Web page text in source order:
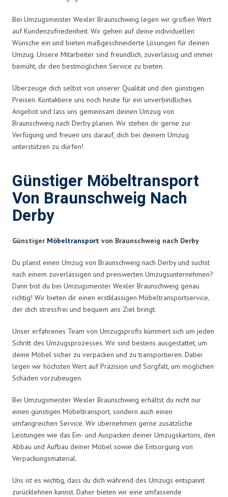
Bei Umzugsmeister Wexler Braunschweig legen wir großen Wert
auf Kundenzufriedenheit. Wir gehen auf deine individuellen
Wünsche ein und bieten maßgeschneiderte Lösungen für deinen
Umzug. Unsere Mitarbeiter sind freundlich, zuverlässig und immer
bemüht, dir den bestmöglichen Service zu bieten.
Überzeuge dich selbst von unserer Qualität und den günstigen
Preisen. Kontaktiere uns noch heute für ein unverbindliches
Angebot und lass uns gemeinsam deinen Umzug von
Braunschweig nach Derby planen. Wir stehen dir gerne zur
Verfügung und freuen uns darauf, dich bei deinem Umzug
unterstützen zu dürfen!
Günstiger Möbeltransport
Von Braunschweig Nach
Derby
Günstiger Möbeltransport von Braunschweig nach Derby
Du planst einen Umzug von Braunschweig nach Derby und suchst
nach einem zuverlässigen und preiswerten Umzugsunternehmen?
Dann bist du bei Umzugsmeister Wexler Braunschweig genau
richtig! Wir bieten dir einen erstklassigen Möbeltransportservice,
der dich stressfrei und bequem ans Ziel bringt.
Unser erfahrenes Team von Umzugsprofis kümmert sich um jeden
Schritt des Umzugsprozesses. Wir sind bestens ausgestattet, um
deine Möbel sicher zu verpacken und zu transportieren. Dabei
legen wir höchsten Wert auf Präzision und Sorgfalt, um möglichen
Schäden vorzubeugen.
Bei Umzugsmeister Wexler Braunschweig erhältst du nicht nur
einen günstigen Möbeltransport, sondern auch einen
umfangreichen Service. Wir übernehmen gerne zusätzliche
Leistungen wie das Ein- und Auspacken deiner Umzugskartons, den
Abbau und Aufbau deiner Möbel sowie die Entsorgung von
Verpackungsmaterial.
Uns ist es wichtig, dass du dich während des Umzugs entspannt
zurücklehnen kannst. Daher bieten wir eine umfassende